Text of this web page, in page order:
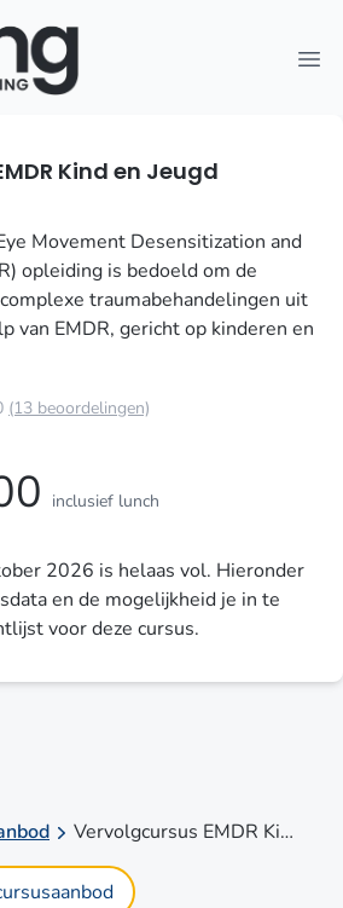
Kind en Jeugd
Movement Desensitization and
opleiding is bedoeld om de
traumabehandelingen uit
van EMDR, gericht op kinderen en
(13 beoordelingen)
inclusief lunch
2026 is helaas vol. Hieronder
en de mogelijkheid je in te
voor deze cursus.
Vervolgcursus EMDR Kind en Jeugd